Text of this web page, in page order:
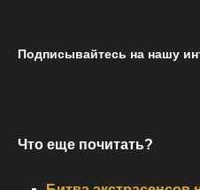
Подписывайтесь на нашу
Что еще почитать?